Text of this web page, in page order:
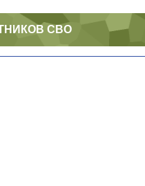
СВО